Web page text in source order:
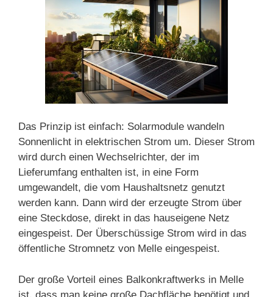
Das Prinzip ist einfach: Solarmodule wandeln
Sonnenlicht in elektrischen Strom um. Dieser Strom
wird durch einen Wechselrichter, der im
Lieferumfang enthalten ist, in eine Form
umgewandelt, die vom Haushaltsnetz genutzt
werden kann. Dann wird der erzeugte Strom über
eine Steckdose, direkt in das hauseigene Netz
eingespeist. Der Überschüssige Strom wird in das
öffentliche Stromnetz von Melle eingespeist.
Der große Vorteil eines Balkonkraftwerks in Melle
ist, dass man keine große Dachfläche benötigt und